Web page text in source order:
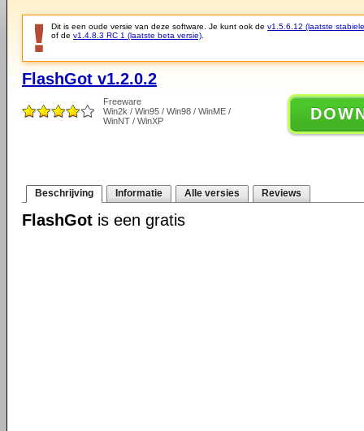
Dit is een oude versie van deze software. Je kunt ook de v1.5.6.12 (laatste
of de v1.4.8.3 RC 1 (laatste beta versie)
FlashGot v1.2.0.2
Freeware
Win2k / Win95 / Win98 / WinME /
WinNT / WinXP
Beschrijving Informatie Alle versies Reviews
FlashGot is een gratis